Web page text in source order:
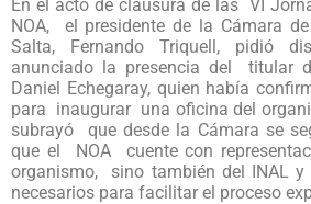
En el acto de clausura de las VI
NOA, el presidente de la Cámara
Salta, Fernando Triquell, pidió
anunciado la presencia del titular
Daniel Echegaray, quien había
para inaugurar una oficina del
subrayó que desde la Cámara se
que el NOA cuente con
organismo, sino también del INAL y
necesarios para facilitar el proceso